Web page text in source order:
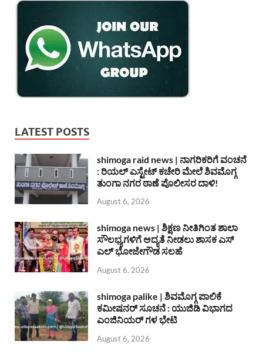
LATEST POSTS
shimoga raid news | ನಾಗರಿಕರಿಗೆ ವಂಚನೆ
: ರಿಯಲ್ ಎಸ್ಟೇಟ್ ಕಚೇರಿ ಮೇಲೆ ಶಿವಮೊಗ್ಗ
ತುಂಗಾ ನಗರ ಠಾಣೆ ಪೊಲೀಸರ ದಾಳಿ!
August 6, 2026
shimoga news | ಶಿಕ್ಷಣ ನೀತಿಗಿಂತ ಶಾಲಾ
ಸೌಲಭ್ಯಗಳಿಗೆ ಆದ್ಯತೆ ನೀಡಲು ಶಾಸಕ ಎಸ್
ಎಲ್ ಭೋಜೇಗೌಡ ಸಲಹೆ
August 6, 2026
shimoga palike | ಶಿವಮೊಗ್ಗ ಪಾಲಿಕೆ
ಕಮೀಷನರ್ ಸೂಚನೆ : ಯುಜಿಡಿ ವಿಭಾಗದ
ಎಂಜಿನಿಯರ್ ಗಳ ಭೇಟಿ
August 6, 2026